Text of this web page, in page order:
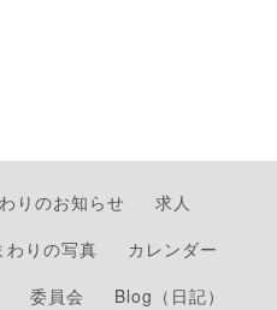
りのお知らせ
求人
わりの写真
カレンダー
委員会
Blog（日記）